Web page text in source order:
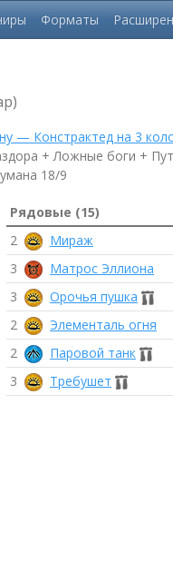
Форматы
— Констрактед на 3
+ Ложные боги +
18/9
Рядовые (15)
2
Мираж
3
Матрос Эллиона
3
Орочья пушка
2
Элементаль огня
2
Паровой танк
3
Требушет